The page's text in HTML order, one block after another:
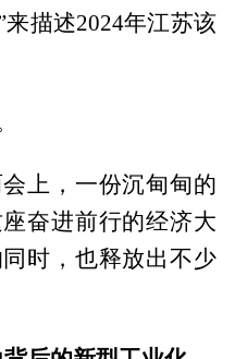
描述2024年江苏该
上，一份沉甸甸的
奋进前行的经济大
时，也释放出不少